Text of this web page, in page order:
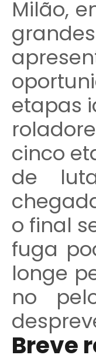
Milão,
etapas
cinco
de
o final
fuga
longe
no
Breve